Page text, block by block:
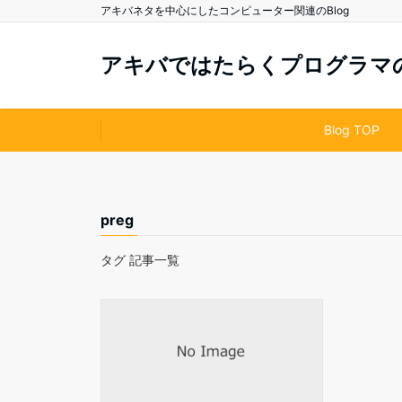
アキバネタを中心にしたコンピューター関連のBlog
アキバではたらくプログラマ
Blog TOP
preg
タグ 記事一覧